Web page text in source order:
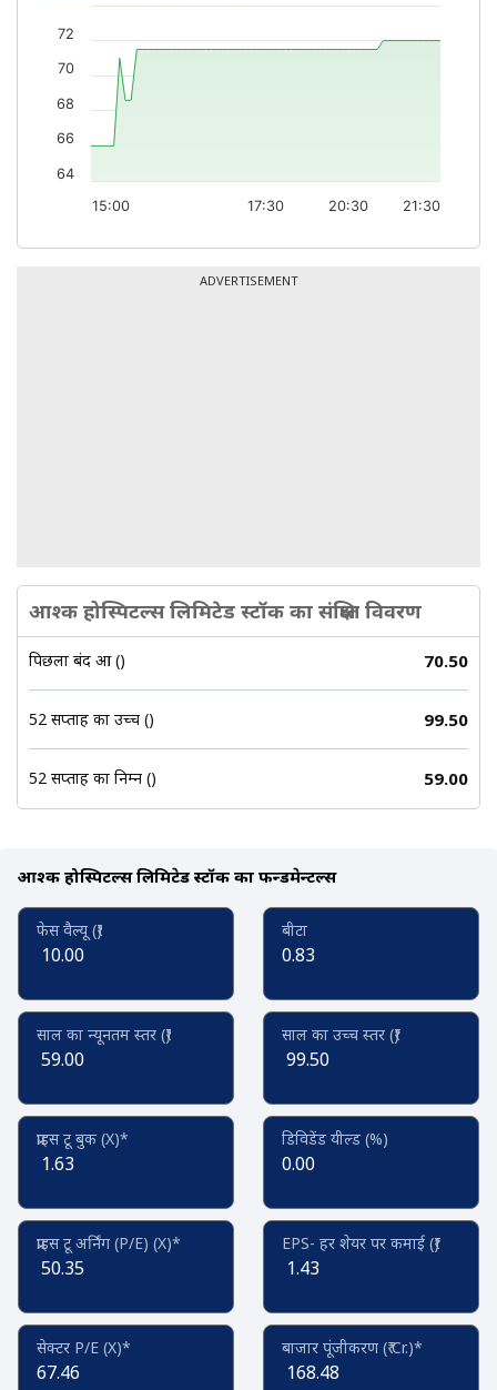
15:00 17:30 20:30 21:30
64
66
68
70
72
ADVERTISEMENT
आश्क होस्पिटल्स लिमिटेड स्टॉक का संक्षिप्त विवरण
पिछला बंद हुआ (₹) 70.50
52 सप्ताह का उच्च (₹) 99.50
52 सप्ताह का निम्न (₹) 59.00
आश्क होस्पिटल्स लिमिटेड स्टॉक का फन्डमेन्टल्स
फेस वैल्यू (₹)
10.00
बीटा
0.83
साल का न्यूनतम स्तर (₹)
59.00
साल का उच्च स्तर (₹)
99.50
प्राइस टू बुक (X)*
1.63
डिविडेंड यील्ड (%)
0.00
प्राइस टू अर्निंग (P/E) (X)*
50.35
EPS- हर शेयर पर कमाई (₹)
1.43
सेक्टर P/E (X)*
67.46
बाजार पूंजीकरण (₹ Cr.)*
168.48